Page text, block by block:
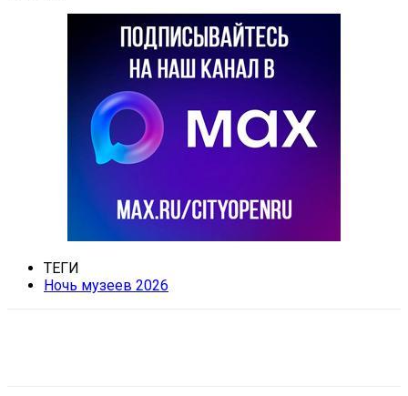
ТЕГИ
Ночь музеев 2026